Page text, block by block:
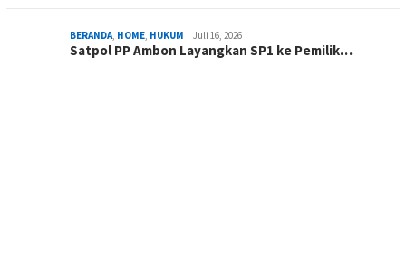
BERANDA, HOME, HUKUM Juli 16, 2026
Satpol PP Ambon Layangkan SP1 ke Pemilik…